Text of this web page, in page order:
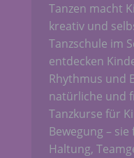
Tanzen macht
kreativ und
Tanzschule im
entdecken
Rhythmus und
natürliche und
Tanzkurse für
Bewegung –
Haltung,